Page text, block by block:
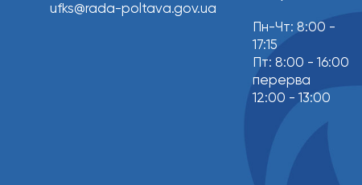
ufks@rada-poltava.gov.ua
Пн-Чт: 8:00 -
17:15
Пт: 8:00 - 16:00
перерва
12:00 - 13:00